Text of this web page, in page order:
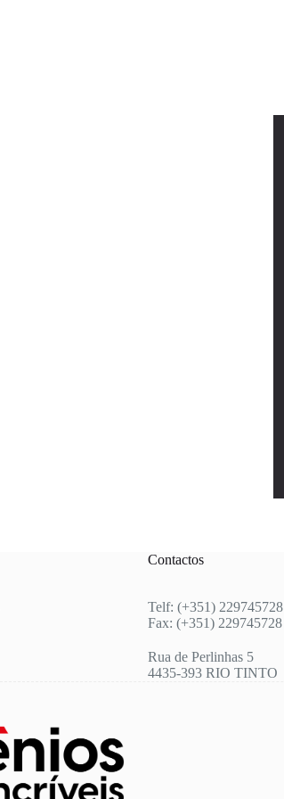
Contactos
Telf: (+351) 229745728
Fax: (+351) 229745728
Rua de Perlinhas 5
4435-393 RIO TINTO